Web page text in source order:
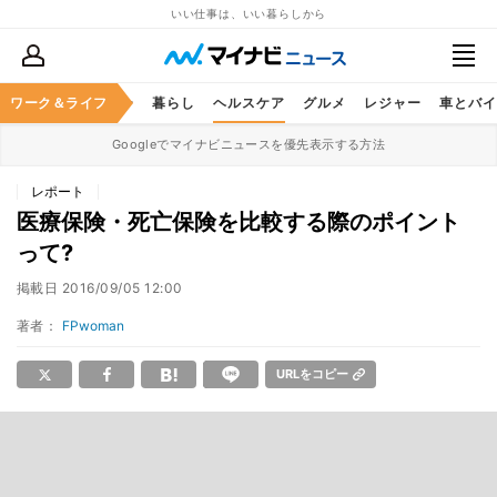
いい仕事は、いい暮らしから
ワーク＆ライフ
ススキル マネー 暮らし ヘルスケア グルメ レジャー 車とバ
Googleでマイナビニュースを優先表示する方法
レポート
医療保険・死亡保険を比較する際のポイント
って?
掲載日 2016/09/05 12:00
著者： FPwoman
URLをコピー